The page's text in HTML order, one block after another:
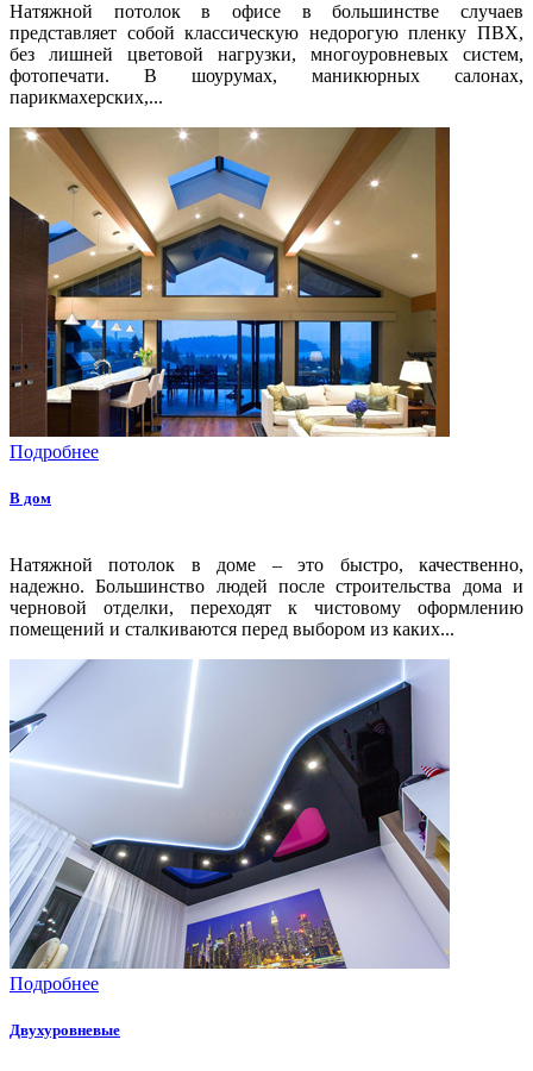
Натяжной потолок в офисе в большинстве случаев
представляет собой классическую недорогую пленку ПВХ,
без лишней цветовой нагрузки, многоуровневых систем,
фотопечати. В шоурумах, маникюрных салонах,
парикмахерских,...
Подробнее
В дом
Натяжной потолок в доме – это быстро, качественно,
надежно. Большинство людей после строительства дома и
черновой отделки, переходят к чистовому оформлению
помещений и сталкиваются перед выбором из каких...
Подробнее
Двухуровневые